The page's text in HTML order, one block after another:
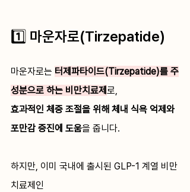
1️⃣ 마운자로(Tirzepatide)
마운자로는 터제파타이드(Tirzepatide)를 주
성분으로 하는 비만치료제 로,
효과적인 체중 조절을 위해 체내 식욕 억제와
포만감 증진에 도움을 줍니다.
하지만, 이미 국내에 출시된 GLP-1 계열 비만
치료제인